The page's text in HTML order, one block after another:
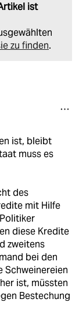
ist
zu finden.
ist, bleibt
muss es
des
mit Hilfe
diese Kredite
zweitens
bei den
Schweinereien
ist, müssten
Bestechung